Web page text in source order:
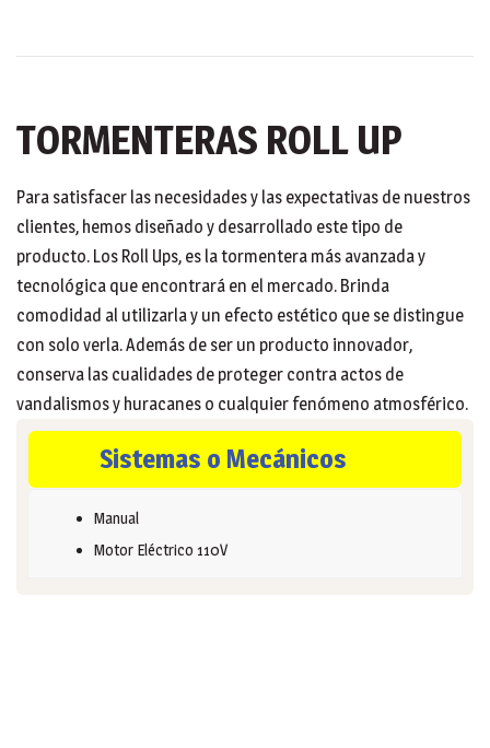
TORMENTERAS ROLL UP
Para satisfacer las necesidades y las expectativas de nuestros
clientes, hemos diseñado y desarrollado este tipo de
producto. Los Roll Ups, es la tormentera más avanzada y
tecnológica que encontrará en el mercado. Brinda
comodidad al utilizarla y un efecto estético que se distingue
con solo verla. Además de ser un producto innovador,
conserva las cualidades de proteger contra actos de
vandalismos y huracanes o cualquier fenómeno atmosférico.
Sistemas o Mecánicos
Manual
Motor Eléctrico 110V